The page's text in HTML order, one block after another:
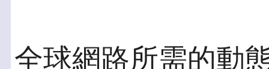
全球網路所需的動